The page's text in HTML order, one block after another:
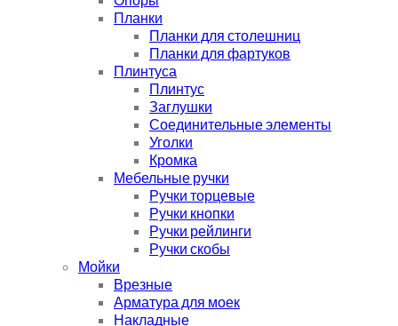
Планки
Планки для столешниц
Планки для фартуков
Плинтуса
Плинтус
Заглушки
Соединительные элементы
Уголки
Кромка
Мебельные ручки
Ручки торцевые
Ручки кнопки
Ручки рейлинги
Ручки скобы
Мойки
Врезные
Арматура для моек
Накладные